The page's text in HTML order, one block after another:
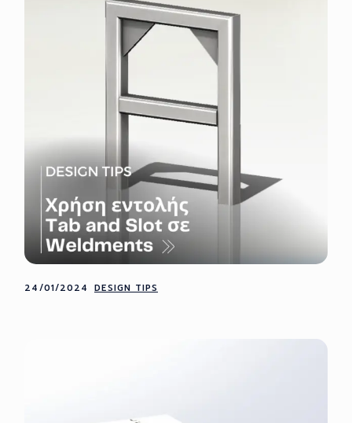
24/01/2024 DESIGN TIPS